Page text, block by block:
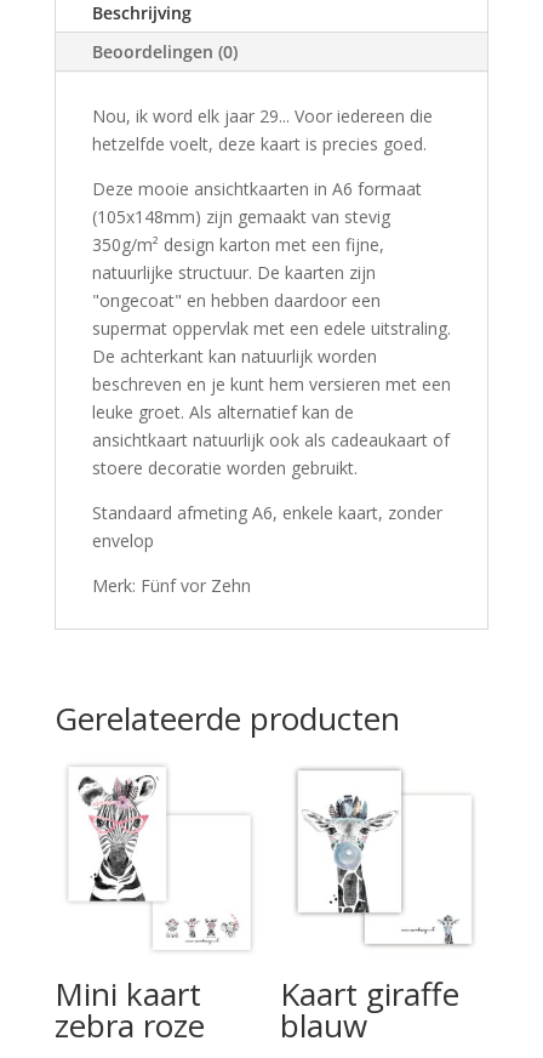
aantal
Beschrijving
Beoordelingen (0)
Nou, ik word elk jaar 29... Voor iedereen die
hetzelfde voelt, deze kaart is precies goed.
Deze mooie ansichtkaarten in A6 formaat
(105x148mm) zijn gemaakt van stevig
350g/m² design karton met een fijne,
natuurlijke structuur. De kaarten zijn
"ongecoat" en hebben daardoor een
supermat oppervlak met een edele uitstraling.
De achterkant kan natuurlijk worden
beschreven en je kunt hem versieren met een
leuke groet. Als alternatief kan de
ansichtkaart natuurlijk ook als cadeaukaart of
stoere decoratie worden gebruikt.
Standaard afmeting A6, enkele kaart, zonder
envelop
Merk: Fünf vor Zehn
Gerelateerde producten
Mini kaart
zebra roze
Kaart giraffe
blauw